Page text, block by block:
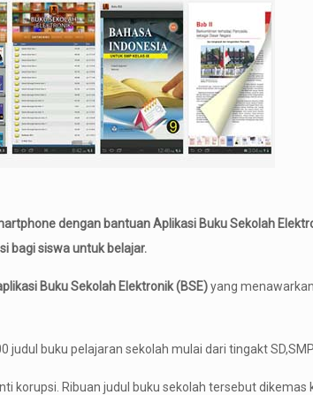
dengan bantuan Aplikasi Buku Sekolah
bagi siswa untuk belajar.
Buku Sekolah Elektronik (BSE)yang
buku pelajaran sekolah mulai dari tingakt
korupsi. Ribuan judul buku sekolah tersebut dikemas